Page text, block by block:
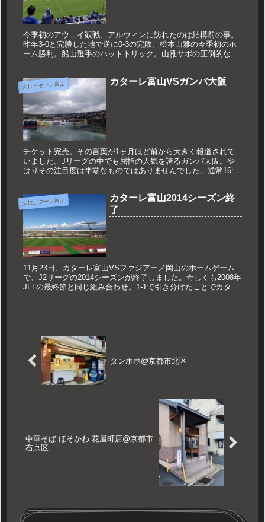
今季初のアウェイ観戦、アルウィンに訪れたのは結構前の事。
昨年3-0と完勝した地で逆に0-3の完敗。松本山雅の今季初のホ
ーム勝利。船山選手のハットトリック。山雅サポの圧倒的な一
久世カターレ富山 カターレ富山VSガンバ大阪
チケット完売。その言葉が1ヶ月ほど前から大きく報道されて
いました。Jリーグの中でも屈指の人気を誇るガンバ大阪。や
はりその注目度は半端なものではありませんでした。通常16:00
久世カターレ富山
カターレ富山2014シーズン終
了
11月23日、カターレ富山VSファジアーノ岡山のホームゲーム
で、J2リーグの2014シーズンが終了しました。奇しくも2008年
JFLの最終節と同じ組み合わせ。1-1で引き分けたことでカター
タンポポ@京都市北区
中華そば ほそかわ 花屋町店@京都市
右京区